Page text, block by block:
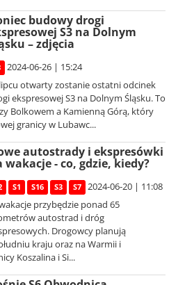
budowy drogi
S3 na Dolnym
– zdjęcia
2024-06-26 | 15:24
otwarty zostanie ostatni odcinek
ekspresowej S3 na Dolnym Śląsku. To
Bolkowem a Kamienną Górą, który
granicy w Lubawc...
autostrady i ekspresówki
wakacje - co, gdzie, kiedy?
S1 S16 S3 S7
2024-06-20 | 11:08
przybędzie ponad 65
autostrad i dróg
Drogowcy planują
kraju oraz na Warmii i
Koszalina i Si...